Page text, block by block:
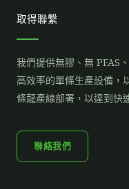
取得聯繫
我們提供無膠、無 PFAS
高效率的單條生產設備，
條龍產線部署，以達到快
聯絡我們